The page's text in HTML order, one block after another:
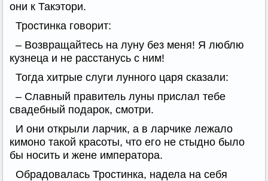
они к Такэтори.
Тростинка говорит:
– Возвращайтесь на луну без меня! Я люблю
кузнеца и не расстанусь с ним!
Тогда хитрые слуги лунного царя сказали:
– Славный правитель луны прислал тебе
свадебный подарок, смотри.
И они открыли ларчик, а в ларчике лежало
кимоно такой красоты, что его не стыдно было
бы носить и жене императора.
Обрадовалась Тростинка, надела на себя